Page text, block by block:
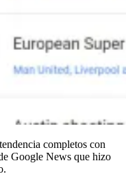
completos con
Google News que hizo